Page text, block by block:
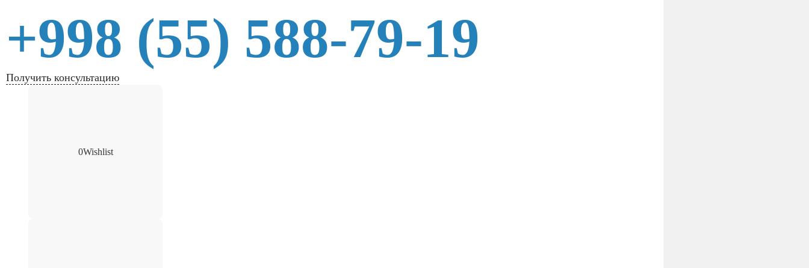
+998 (55) 588-79-19
Получить консультацию
0Wishlist